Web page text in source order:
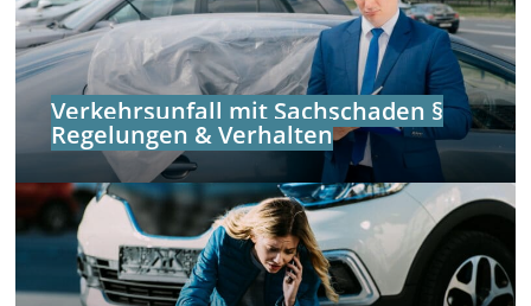
Verkehrsunfall mit Sachschaden §
Regelungen & Verhalten